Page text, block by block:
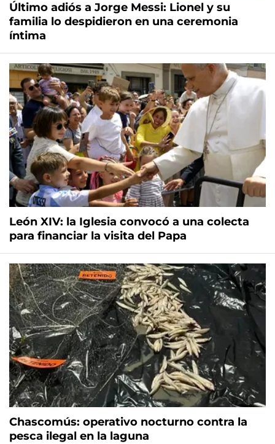
Último adiós a Jorge Messi: Lionel y su
familia lo despidieron en una ceremonia
íntima
León XIV: la Iglesia convocó a una colecta
para financiar la visita del Papa
Chascomús: operativo nocturno contra la
pesca ilegal en la laguna